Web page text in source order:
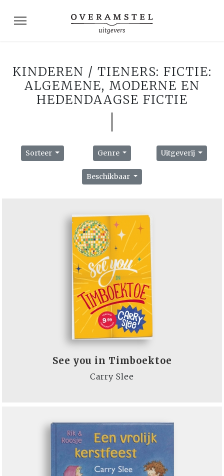
KINDEREN / TIENERS: FICTIE:
ALGEMENE, MODERNE EN
HEDENDAAGSE FICTIE
Sorteer Genre Uitgeverij
Beschikbaar
See you in Timboektoe
Carry Slee